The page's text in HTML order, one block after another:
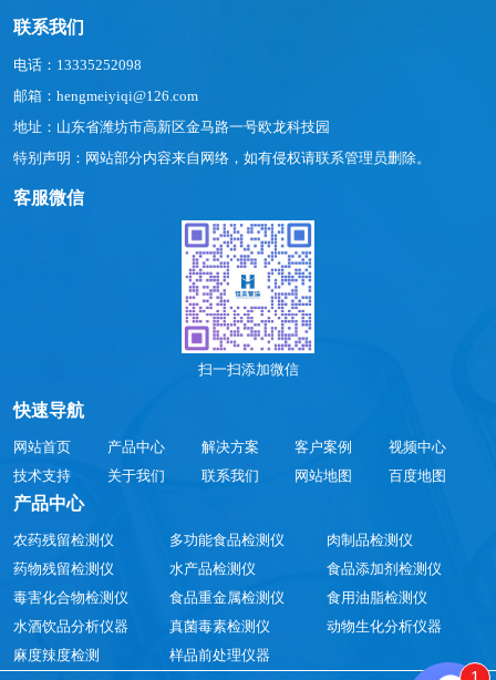
联系我们
电话：13335252098
邮箱：hengmeiyiqi@126.com
地址：山东省潍坊市高新区金马路一号欧龙科技园
特别声明：网站部分内容来自网络，如有侵权请联系管理员删除。
客服微信
扫一扫添加微信
快速导航
网站首页 产品中心 解决方案 客户案例
视频中心
技术支持
关于我们 联系我们 网站地图 百度地图
产品中心
农药残留检测仪 多功能食品检测仪
肉制品检测仪
药物残留检测仪
水产品检测仪
食品添加剂检测仪
毒害化合物检测仪
食品重金属检测仪
食用油脂检测仪
水酒饮品分析仪器
真菌毒素检测仪
动物生化分析仪器
麻度辣度检测
样品前处理仪器